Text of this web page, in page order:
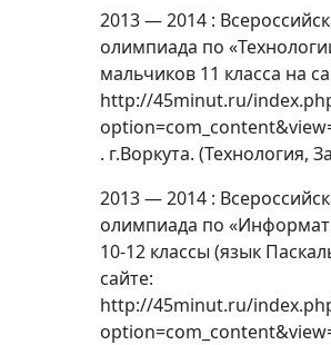
2013 — 2014 :
олимпиада по
мальчиков 11 класса на
http://45minut.ru/
. г.Воркута. (Технология,
2013 — 2014 :
олимпиада по
10-12 классы (язык
сайте:
http://45minut.ru/